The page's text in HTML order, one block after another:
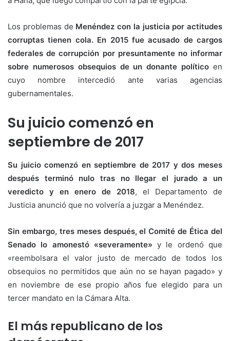
Los problemas de Menéndez con la justicia por actitudes
corruptas tienen cola. En 2015 fue acusado de cargos
federales de corrupción por presuntamente no informar
sobre numerosos obsequios de un donante político en
cuyo nombre intercedió ante varias agencias
gubernamentales.
Su juicio comenzó en
septiembre de 2017
Su juicio comenzó en septiembre de 2017 y dos meses
después terminó nulo tras no llegar el jurado a un
veredicto y en enero de 2018, el Departamento de
Justicia anunció que no volvería a juzgar a Menéndez.
Sin embargo, tres meses después, el Comité de Ética del
Senado lo amonestó «severamente» y le ordenó que
«reembolsara el valor justo de mercado de todos los
obsequios no permitidos que aún no se hayan pagado» y
en noviembre de ese propio años fue elegido para un
tercer mandato en la Cámara Alta.
El más republicano de los